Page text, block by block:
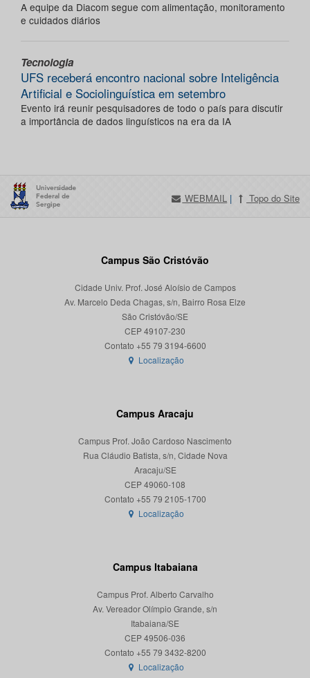
A equipe da Diacom segue com alimentação, monitoramento
e cuidados diários
Tecnologia
UFS receberá encontro nacional sobre Inteligência
Artificial e Sociolinguística em setembro
Evento irá reunir pesquisadores de todo o país para discutir
a importância de dados linguísticos na era da IA
WEBMAIL | Topo do Site
Campus São Cristóvão
Cidade Univ. Prof. José Aloísio de Campos
Av. Marcelo Deda Chagas, s/n, Bairro Rosa Elze
São Cristóvão/SE
CEP 49107-230
Localização
Campus Aracaju
Campus Prof. João Cardoso Nascimento
Rua Cláudio Batista, s/n, Cidade Nova
Aracaju/SE
CEP 49060-108
Localização
Campus Itabaiana
Campus Prof. Alberto Carvalho
Av. Vereador Olímpio Grande, s/n
Itabaiana/SE
CEP 49506-036
Localização